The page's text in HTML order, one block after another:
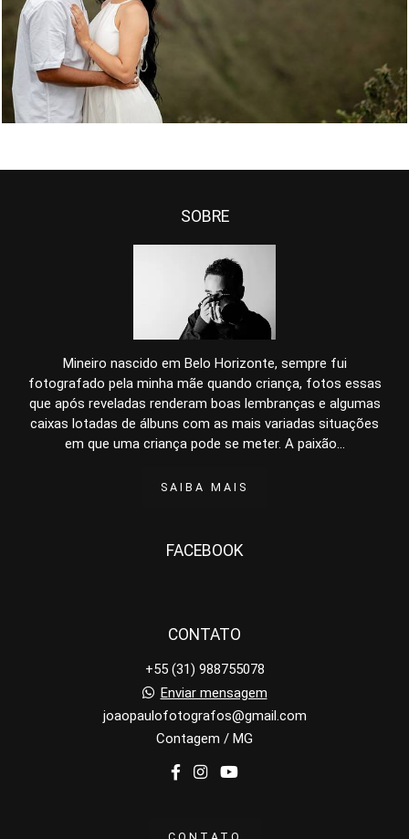
2843
SOBRE
Mineiro nascido em Belo Horizonte, sempre fui
fotografado pela minha mãe quando criança, fotos essas
que após reveladas renderam boas lembranças e algumas
caixas lotadas de álbuns com as mais variadas situações
em que uma criança pode se meter. A paixão...
SAIBA MAIS
FACEBOOK
CONTATO
+55 (31) 988755078
Enviar mensagem
joaopaulofotografos@gmail.com
Contagem / MG